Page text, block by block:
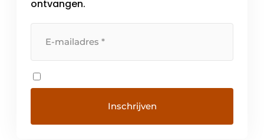
ontvangen.